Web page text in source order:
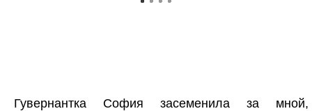
Гувернантка София засеменила за мной,